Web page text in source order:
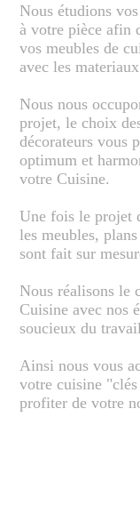
Nous étudions
à votre pièce afin
vos meubles de
avec les
Nous nous
projet, le choix
décorateurs vous
optimum et
votre Cuisine.
Une fois le projet
les meubles,
sont fait sur
Nous réalisons le
Cuisine avec nos
soucieux du
Ainsi nous vous
votre cuisine
profiter de votre